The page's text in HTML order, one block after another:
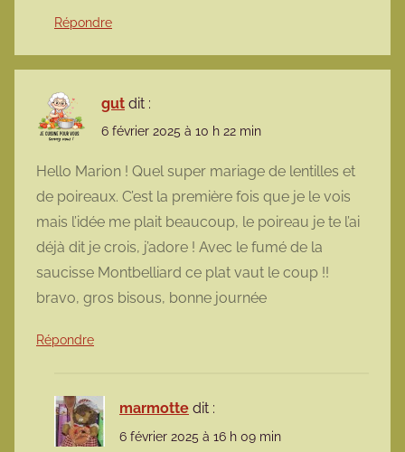
Répondre
gut dit :
6 février 2025 à 10 h 22 min
Hello Marion ! Quel super mariage de lentilles et
de poireaux. C’est la première fois que je le vois
mais l’idée me plait beaucoup, le poireau je te l’ai
déjà dit je crois, j’adore ! Avec le fumé de la
saucisse Montbelliard ce plat vaut le coup !!
bravo, gros bisous, bonne journée
Répondre
marmotte dit :
6 février 2025 à 16 h 09 min